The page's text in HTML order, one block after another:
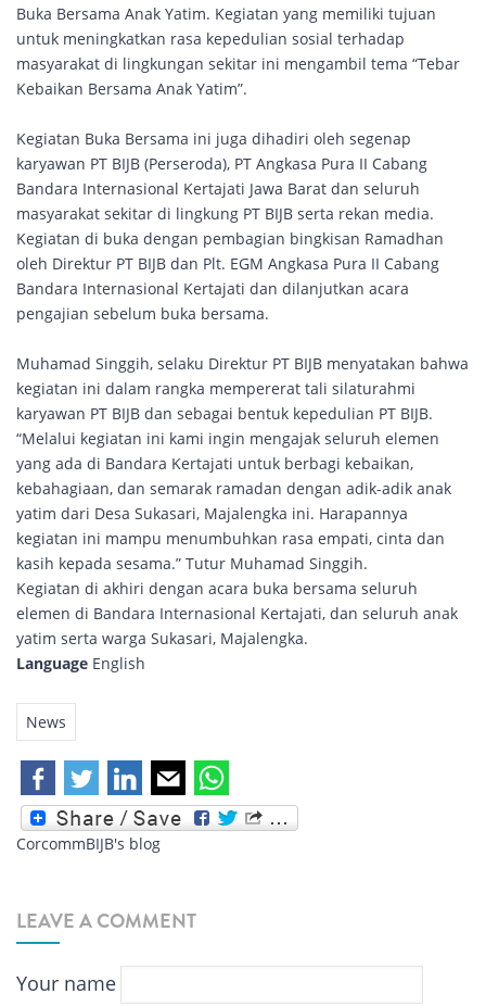
Buka Bersama Anak Yatim. Kegiatan yang memiliki tujuan
untuk meningkatkan rasa kepedulian sosial terhadap
masyarakat di lingkungan sekitar ini mengambil tema “Tebar
Kebaikan Bersama Anak Yatim”.
Kegiatan Buka Bersama ini juga dihadiri oleh segenap
karyawan PT BIJB (Perseroda), PT Angkasa Pura II Cabang
Bandara Internasional Kertajati Jawa Barat dan seluruh
masyarakat sekitar di lingkung PT BIJB serta rekan media.
Kegiatan di buka dengan pembagian bingkisan Ramadhan
oleh Direktur PT BIJB dan Plt. EGM Angkasa Pura II Cabang
Bandara Internasional Kertajati dan dilanjutkan acara
pengajian sebelum buka bersama.
Muhamad Singgih, selaku Direktur PT BIJB menyatakan bahwa
kegiatan ini dalam rangka mempererat tali silaturahmi
karyawan PT BIJB dan sebagai bentuk kepedulian PT BIJB.
“Melalui kegiatan ini kami ingin mengajak seluruh elemen
yang ada di Bandara Kertajati untuk berbagi kebaikan,
kebahagiaan, dan semarak ramadan dengan adik-adik anak
yatim dari Desa Sukasari, Majalengka ini. Harapannya
kegiatan ini mampu menumbuhkan rasa empati, cinta dan
kasih kepada sesama.” Tutur Muhamad Singgih.
Kegiatan di akhiri dengan acara buka bersama seluruh
elemen di Bandara Internasional Kertajati, dan seluruh anak
yatim serta warga Sukasari, Majalengka.
Language English
News
CorcommBIJB's blog
LEAVE A COMMENT
Your name